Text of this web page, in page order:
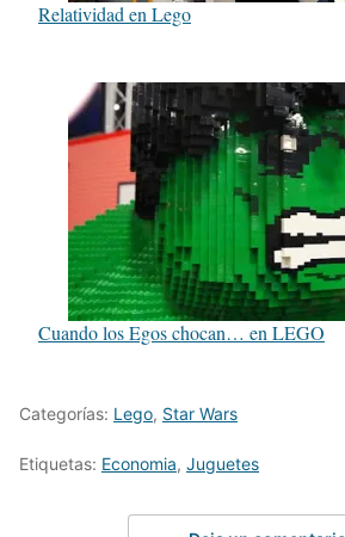
Relatividad en Lego
Cuando los Egos chocan… en LEGO
Categorías: Lego, Star Wars
Etiquetas: Economia, Juguetes